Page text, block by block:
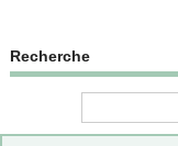
Recherche